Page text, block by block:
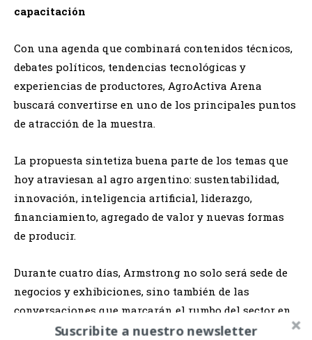
capacitación
Con una agenda que combinará contenidos técnicos,
debates políticos, tendencias tecnológicas y
experiencias de productores, AgroActiva Arena
buscará convertirse en uno de los principales puntos
de atracción de la muestra.
La propuesta sintetiza buena parte de los temas que
hoy atraviesan al agro argentino: sustentabilidad,
innovación, inteligencia artificial, liderazgo,
financiamiento, agregado de valor y nuevas formas
de producir.
Durante cuatro días, Armstrong no solo será sede de
negocios y exhibiciones, sino también de las
conversaciones que marcarán el rumbo del sector en
los próximos años.
Suscribite a nuestro newsletter